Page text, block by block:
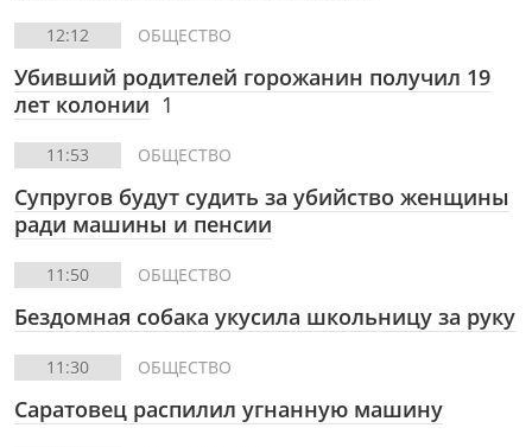
12:12 ОБЩЕСТВО
Убивший родителей горожанин получил 19
лет колонии 1
11:53 ОБЩЕСТВО
Супругов будут судить за убийство женщины
ради машины и пенсии
11:50 ОБЩЕСТВО
Бездомная собака укусила школьницу за руку
11:30 ОБЩЕСТВО
Саратовец распилил угнанную машину